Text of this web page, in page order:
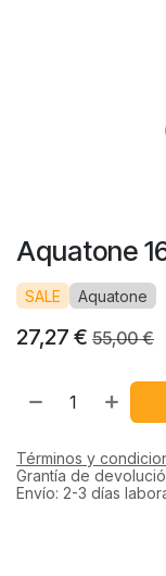
Aquatone
SALE Aquatone
27,27 € 55,00€
Términos y
Grantía de
Envío: 2-3 días